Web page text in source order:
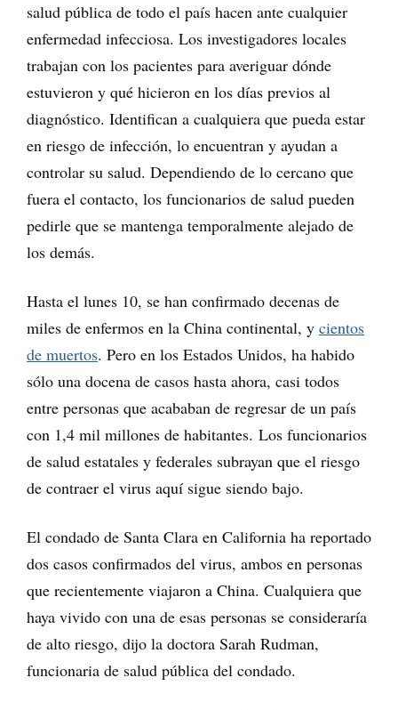
salud pública de todo el país hacen ante cualquier
enfermedad infecciosa. Los investigadores locales
trabajan con los pacientes para averiguar dónde
estuvieron y qué hicieron en los días previos al
diagnóstico. Identifican a cualquiera que pueda estar
en riesgo de infección, lo encuentran y ayudan a
controlar su salud. Dependiendo de lo cercano que
fuera el contacto, los funcionarios de salud pueden
pedirle que se mantenga temporalmente alejado de
los demás.
Hasta el lunes 10, se han confirmado decenas de
miles de enfermos en la China continental, y cientos
de muertos. Pero en los Estados Unidos, ha habido
sólo una docena de casos hasta ahora, casi todos
entre personas que acababan de regresar de un país
con 1,4 mil millones de habitantes. Los funcionarios
de salud estatales y federales subrayan que el riesgo
de contraer el virus aquí sigue siendo bajo.
El condado de Santa Clara en California ha reportado
dos casos confirmados del virus, ambos en personas
que recientemente viajaron a China. Cualquiera que
haya vivido con una de esas personas se consideraría
de alto riesgo, dijo la doctora Sarah Rudman,
funcionaria de salud pública del condado.